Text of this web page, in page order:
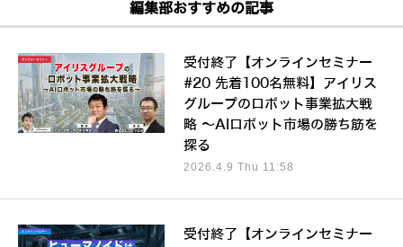
編集部おすすめの記事
受付終了【オンラインセミナー
#20 先着100名無料】アイリス
グループのロボット事業拡大戦
略 ～AIロボット市場の勝ち筋を
探る
2026.4.9 Thu 11:58
受付終了【オンラインセミナー